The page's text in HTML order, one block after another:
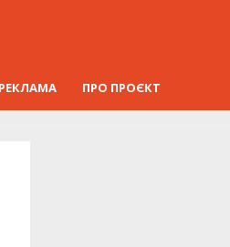
РЕКЛАМА ПРО ПРОЄКТ